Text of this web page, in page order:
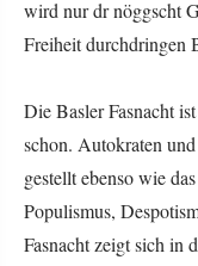
wird nur dr nöggscht
Freiheit durchdringen
Die Basler Fasnacht
schon. Autokraten
gestellt ebenso wie
Populismus,
Fasnacht zeigt sich in